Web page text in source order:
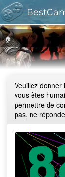
🏠
Veuillez donner
vous êtes
permettre de
pas, ne